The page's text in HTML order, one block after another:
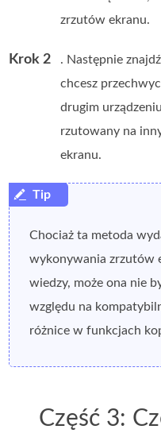
zrzutów ekranu.
Krok 2
. Następnie
chcesz
drugim
rzutowany na
ekranu.
Chociaż ta metoda
wykonywania zrzutów
wiedzy, może ona nie
względu na
różnice w funkcjach
Część 3: